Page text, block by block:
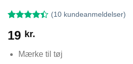
som
4.4
baseret på
kundebedømmelser
(10kundeanmeldelser)
19 kr.
Mærke til tøj